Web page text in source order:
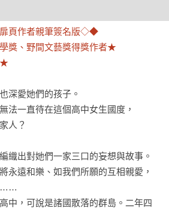
頁作者親筆簽名版◇◆
獎、野間文藝獎得獎作者★
★
深愛她們的孩子。
法一直待在這個高中女生國度，
人？
織出對她們一家三口的妄想與故事。
永遠和樂、如我們所願的互相親愛，
……
中，可說是諸國散落的群島。二年四